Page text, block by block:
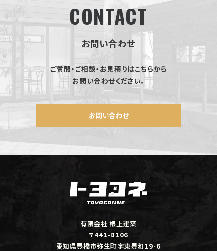
CONTACT
お問い合わせ
ご質問・ご相談・お見積りはこちらから
お問い合わせください。
お問い合わせ
有限会社 根上建築
〒441-8106
愛知県豊橋市弥生町字東豊和19-6